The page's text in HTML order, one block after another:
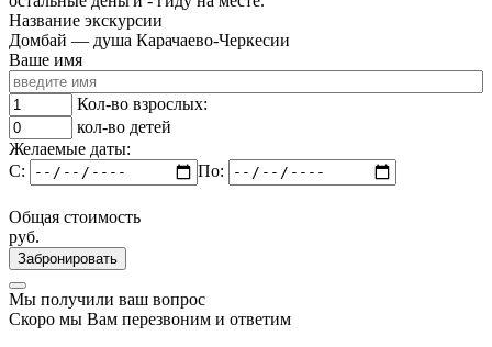
Название экскурсии
Домбай — душа Карачаево-Черкесии
Ваше имя
Кол-во взрослых:
кол-во детей
Желаемые даты:
C:
По:
Общая стоимость
руб.
Забронировать
Мы получили ваш вопрос
Скоро мы Вам перезвоним и ответим